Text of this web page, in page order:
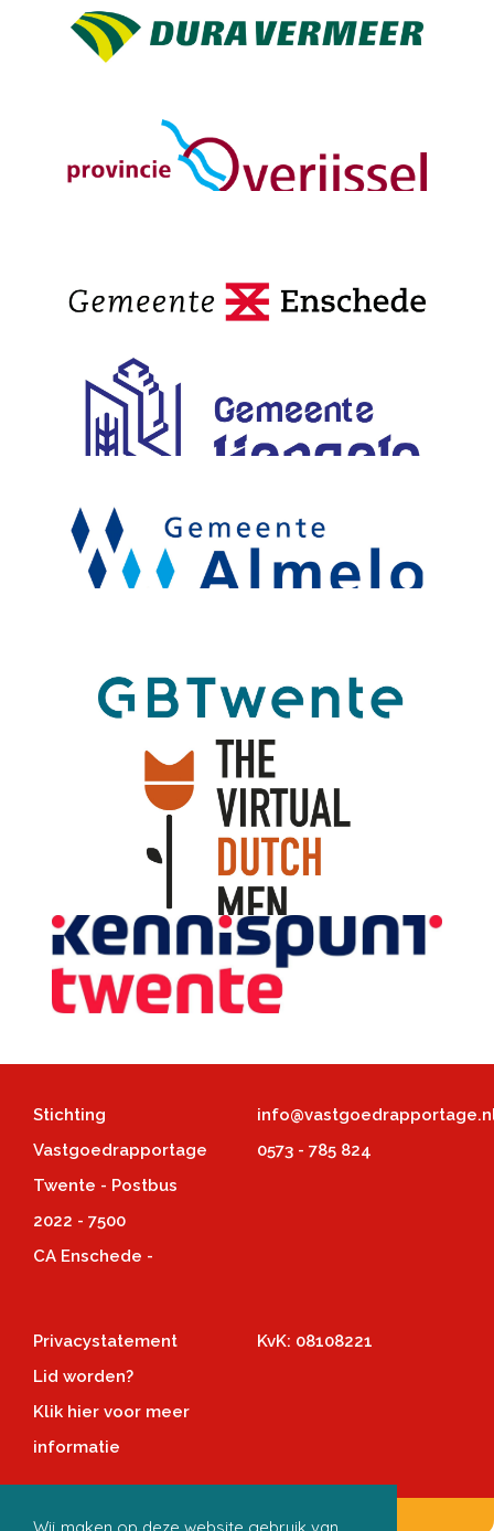
Stichting
Vastgoedrapportage
Twente - Postbus
2022 - 7500
CA Enschede -
0573 - 785 824
Privacystatement
Lid worden?
Klik hier voor meer
informatie
KvK: 08108221